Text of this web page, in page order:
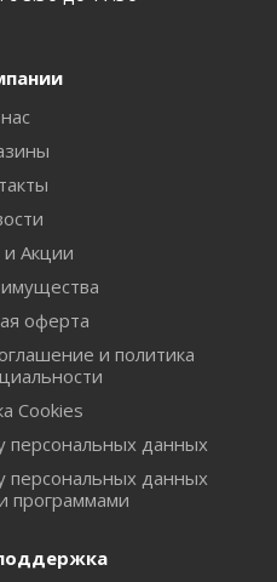
и Акции
оферта
и политика
Cookies
персональных данных
персональных данных
программами